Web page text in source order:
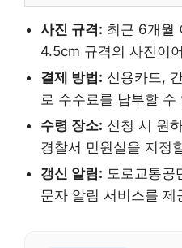
사진 규격: 최근 6개월
4.5cm 규격의 사진이
결제 방법: 신용카드,
로 수수료를 납부할 수
수령 장소: 신청 시 원
경찰서 민원실을 지정
갱신 알림: 도로교통공
문자 알림 서비스를 제